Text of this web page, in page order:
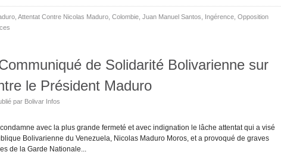
Attentat Contre Nicolas Maduro Colombie Juan Manuel Santos Ingérence Opposition
de Solidarité Bolivarienne sur
le Président Maduro
par Bolivar Infos
avec la plus grande fermeté et avec indignation le lâche attentat qui a visé
Bolivarienne du Venezuela, Nicolas Maduro Moros, et a provoqué de graves
de la Garde Nationale...